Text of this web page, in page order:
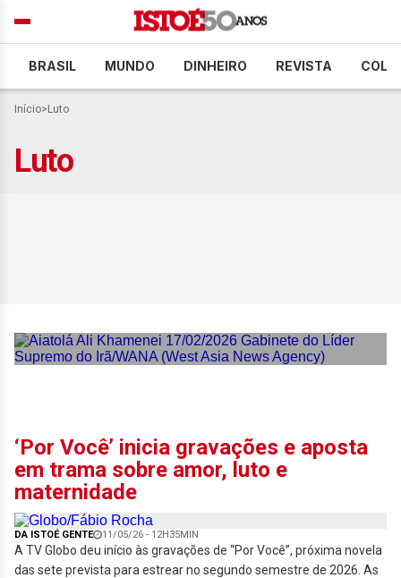
BRASIL MUNDO DINHEIRO REVISTA
Início> Luto
Luto
‘Por Você’ inicia gravações e aposta
em trama sobre amor, luto e
maternidade
DA ISTOÉ GENTE 11/05/26 - 12H35MIN
A TV Globo deu início às gravações de “Por Você”, próxima novela
das sete prevista para estrear no segundo semestre de 2026. As